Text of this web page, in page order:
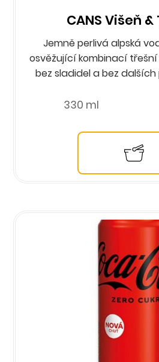
CANS Višeň
Jemně perlivá alpská
osvěžující kombinací třešní
bez sladidel a bez
330 ml